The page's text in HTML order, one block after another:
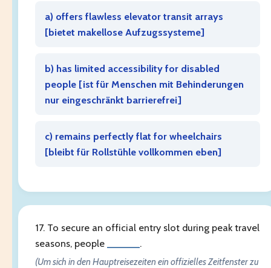
a) offers flawless elevator transit arrays
[bietet makellose Aufzugssysteme]
b) has limited accessibility for disabled
people [ist für Menschen mit Behinderungen
nur eingeschränkt barrierefrei]
c) remains perfectly flat for wheelchairs
[bleibt für Rollstühle vollkommen eben]
17. To secure an official entry slot during peak travel
seasons, people
.
(Um sich in den Hauptreisezeiten ein offizielles Zeitfenster zu